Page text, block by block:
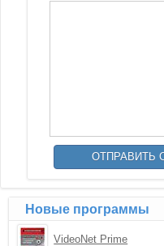
Новые программы
VideoNet Prime